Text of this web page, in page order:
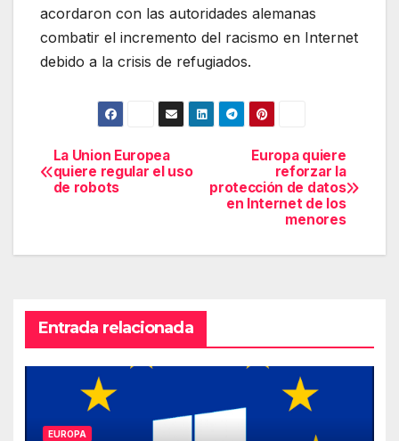
acordaron con las autoridades alemanas
combatir el incremento del racismo en Internet
debido a la crisis de refugiados.
Navegación
de
Europa quiere
reforzar la
protección de datos
en Internet de los
menores
La Union Europea
quiere regular el uso
de robots
Entrada relacionada
EUROPA